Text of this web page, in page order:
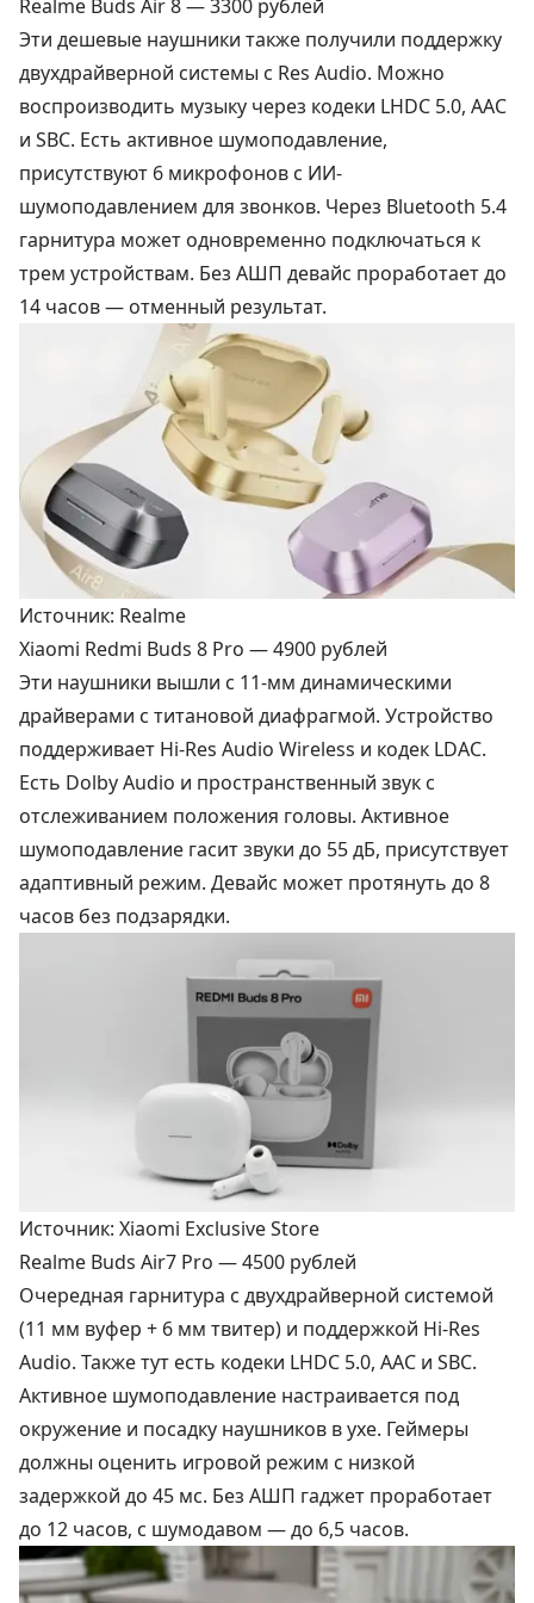
Realme Buds Air 8 —3300 рублей
Эти дешевые наушники также получили поддержку
двухдрайверной системы с Res Audio. Можно
воспроизводить музыку через кодеки LHDC 5.0, AAC
и SBC. Есть активное шумоподавление,
присутствуют 6 микрофонов с ИИ-
шумоподавлением для звонков. Через Bluetooth 5.4
гарнитура может одновременно подключаться к
трем устройствам. Без АШП девайс проработает до
14 часов — отменный результат.
Источник: Realme
Xiaomi Redmi Buds 8 Pro —4900 рублей
Эти наушники вышли с 11-мм динамическими
драйверами с титановой диафрагмой. Устройство
поддерживает Hi-Res Audio Wireless и кодек LDAC.
Есть Dolby Audio и пространственный звук с
отслеживанием положения головы. Активное
шумоподавление гасит звуки до 55 дБ, присутствует
адаптивный режим. Девайс может протянуть до 8
часов без подзарядки.
Источник: Xiaomi Exclusive Store
Realme Buds Air7 Pro —4500 рублей
Очередная гарнитура с двухдрайверной системой
(11 мм вуфер + 6 мм твитер) и поддержкой Hi-Res
Audio. Также тут есть кодеки LHDC 5.0, AAC и SBC.
Активное шумоподавление настраивается под
окружение и посадку наушников в ухе. Геймеры
должны оценить игровой режим с низкой
задержкой до 45 мс. Без АШП гаджет проработает
до 12 часов, с шумодавом — до 6,5 часов.